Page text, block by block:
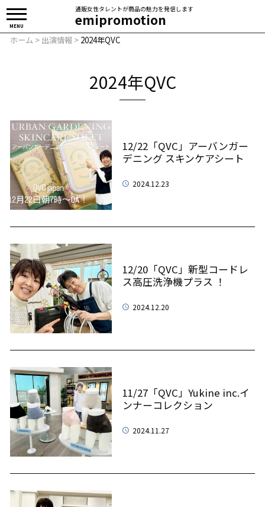
通販女性タレントが商品の魅力を発信します
emipromotion
MENU
ホーム > 出演情報> 2024年QVC
2024年QVC
12/22「QVC」アーバンガー
デニング スキンケアシート
2024.12.23
12/20「QVC」新型コードレ
ス高圧洗浄機プラス ！
2024.12.20
11/27「QVC」Yukine inc.イ
ンナーコレクション
2024.11.27